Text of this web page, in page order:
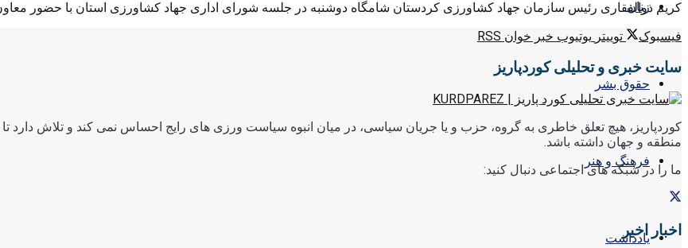
زنان
حقوق بشر
فرهنگ و هنر
یادداشت
کریم ذوالفقاری رئیس سازمان جهاد کشاورزی کردستان شامگاه دوشنبه در جلسه شورای اداری جهاد کشاورزی استان با حضور
فیسبوک
توییتر یوتیوب خبر خوان RSS
سایت خبری و تحلیلی کوردپاریز
کوردپاریز، هیچ تعلق خاطری به گروه، حزب و یا جریان سیاسی، در میان انبوه سیاست ورزی های رایج احساس نمی کند و تلاش دارد تا
منطقه و جهان داشته باشد.
ما را در شبکه های اجتماعی دنبال کنید:
اخبار اخیر